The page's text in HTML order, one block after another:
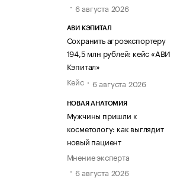
6 августа 2026
АВИ КЭПИТАЛ
Сохранить агроэкспортеру
194,5 млн рублей: кейс «АВИ
Кэпитал»
Кейс
6 августа 2026
НОВАЯ АНАТОМИЯ
Мужчины пришли к
косметологу: как выглядит
новый пациент
Мнение эксперта
6 августа 2026